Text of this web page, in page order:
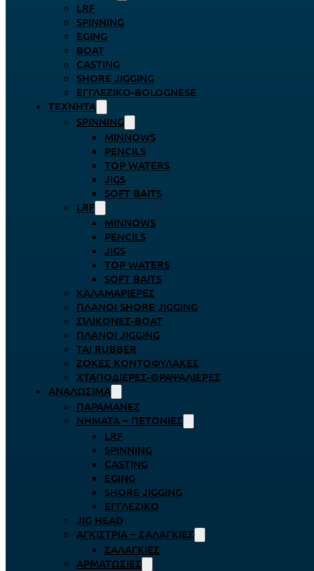
LRF
SPINNING
EGING
BOAT
CASTING
SHORE JIGGING
ΕΓΓΛΈΖΙΚΟ-BOLOGNESE
ΤΕΧΝΗΤΆ
SPINNING
MINNOWS
PENCILS
TOP WATERS
JIGS
SOFT BAITS
LRF
MINNOWS
PENCILS
JIGS
TOP WATERS
SOFT BAITS
ΚΑΛΑΜΑΡΙΈΡΕΣ
ΠΛΆΝΟΙ SHORE JIGGING
ΣΙΛΙΚΌΝΕΣ-BOAT
ΠΛΆΝΟΙ JIGGING
TAI RUBBER
ΖΌΚΕΣ ΚΟΝΤΟΦΎΛΑΚΕΣ
ΧΤΑΠΟΔΙΈΡΕΣ-ΘΡΑΨΑΛΙΈΡΕΣ
ΑΝΑΛΏΣΙΜΑ
ΠΑΡΑΜΆΝΕΣ
ΝΉΜΑΤΑ – ΠΕΤΟΝΙΈΣ
LRF
SPINNING
CASTING
EGING
SHORE JIGGING
ΕΓΓΛΈΖΙΚΟ
JIG HEAD
ΑΓΚΊΣΤΡΙΑ – ΣΑΛΑΓΚΙΈΣ
ΣΑΛΑΓΚΙΈΣ
ΑΡΜΑΤΩΣΙΈΣ